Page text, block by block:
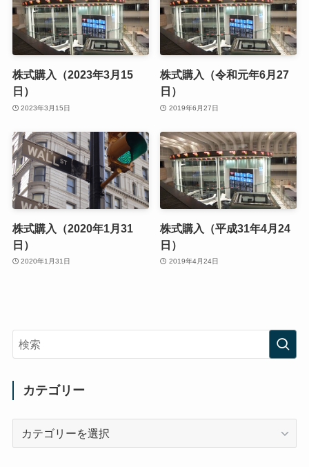
株式購入（2023年3月15
日）
2023年3月15日
株式購入（令和元年6月27
日）
2019年6月27日
株式購入（2020年1月31
日）
2020年1月31日
株式購入（平成31年4月24
日）
2019年4月24日
カテゴリー